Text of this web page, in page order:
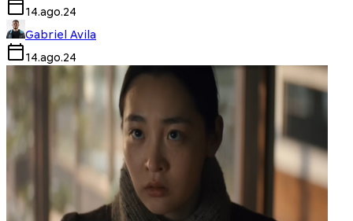
14.ago.24
Gabriel Avila
14.ago.24